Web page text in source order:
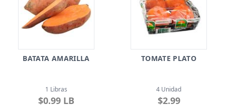
BATATA AMARILLA
1 Libras
$0.99 LB
TOMATE PLATO
4 Unidad
$2.99